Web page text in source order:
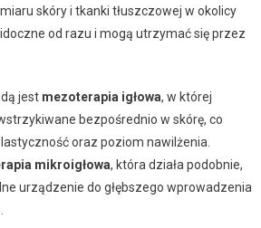
skóry i tkanki tłuszczowej w okolicy
od razu i mogą utrzymać się przez
jest mezoterapia igłowa, w której
bezpośrednio w skórę, co
oraz poziom nawilżenia.
mikroigłowa, która działa podobnie,
urządzenie do głębszego wprowadzenia